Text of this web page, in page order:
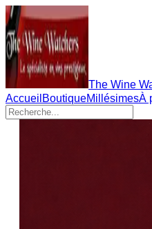
The Wine
Accueil BoutiqueMillésimesÀ